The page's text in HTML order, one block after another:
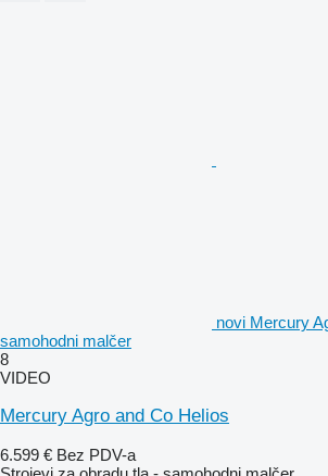
novi Mercury
samohodni malčer
8
VIDEO
Mercury Agro and Co Helios
6.599 € Bez PDV-a